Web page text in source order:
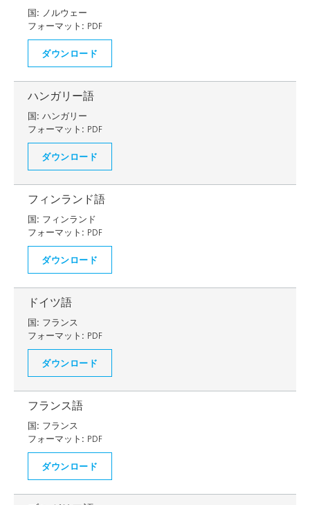
国: ノルウェー
フォーマット: PDF
ダウンロード
ハンガリー語
国: ハンガリー
フォーマット: PDF
ダウンロード
フィンランド語
国: フィンランド
フォーマット: PDF
ダウンロード
ドイツ語
国: フランス
フォーマット: PDF
ダウンロード
フランス語
国: フランス
フォーマット: PDF
ダウンロード